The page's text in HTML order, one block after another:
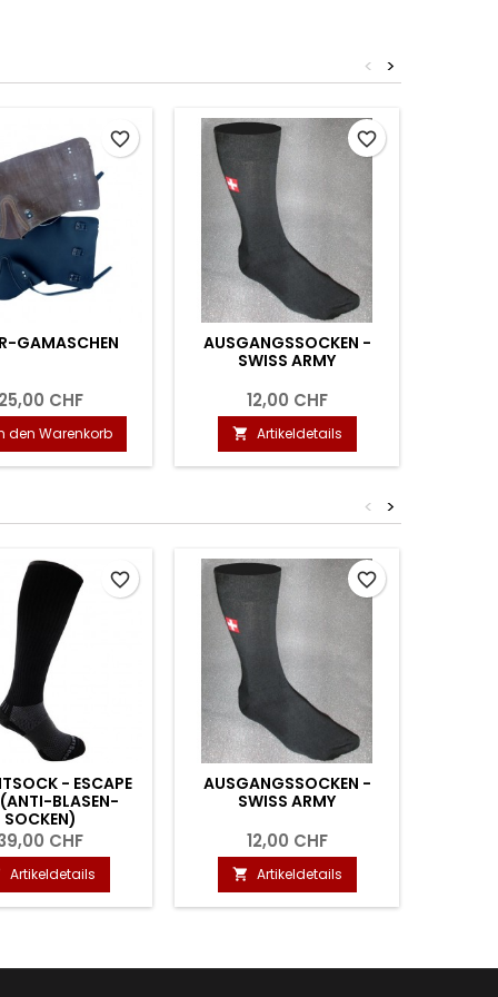
>
<
GAMASCHEN
25,00 CHF
den Warenkorb
favorite_border
AUSGANGSSOCKEN -
SWISS ARMY
12,00 CHF
 Artikeldetails
favorite_border
>
<
- ESCAPE
BLASEN-
SOCKEN)
CHF
Artikeldetails
favorite_border
AUSGANGSSOCKEN -
SWISS ARMY
12,00 CHF
 Artikeldetails
favorite_border